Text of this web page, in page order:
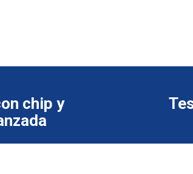
chip y